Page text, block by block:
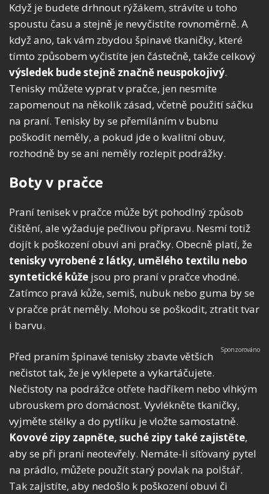
Když je budete drhnout rýžákem, strávíte u toho
spoustu času a stejně je nevyčistíte rovnoměrně. A
když ano, tak vám zbydou špinavé tkaničky, které
tímto způsobem vyčistíte jen částečně, takže celkový
výsledek bude stejně značně neuspokojivý.
Tenisky můžete vyprat v pračce, jen nesmíte
zapomenout na několik zásad, včetně použití sáčku
na praní. Tenisky by se přemíláním v bubnu
poškodit neměly, a pokud jde o kvalitní obuv,
rozhodně by se ani neměly rozlepit podrážky.
Boty v pračce
Praní tenisek v pračce může být pohodlný způsob
čištění, ale vyžaduje pečlivou přípravu. Nesmí totiž
dojít k poškození obuvi ani pračky. Obecně platí, že
teniskyvyrobené z látky, umělého textilu nebo
syntetické kůže jsou pro praní v pračce vhodné.
Zatímco pravá kůže, semiš, nubuk nebo guma by se
v pračce prát neměly. Mohou se poškodit, ztratit tvar
i barvu.
Před praním špinavé tenisky zbavte větších
nečistot tak, že je vyklepete a vykartáčujete.
Nečistoty na podrážce otřete hadříkem nebo vlhkým
ubrouskem pro domácnost. Vyvlékněte tkaničky,
vyjměte stélky a do pytlíku je vložte samostatně.
Kovové zipy zapněte, suché zipy také zajistěte,
aby se při praní neotevřely. Nemáte-li síťovaný pytel
na prádlo, můžete použít starý povlak na polštář.
Tak zajistíte, aby nedošlo k poškození obuvi či